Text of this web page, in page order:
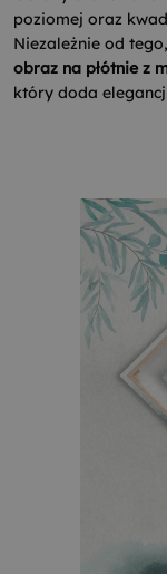
poziomej oraz
Niezależnie od
obraz na płótnie z
który doda